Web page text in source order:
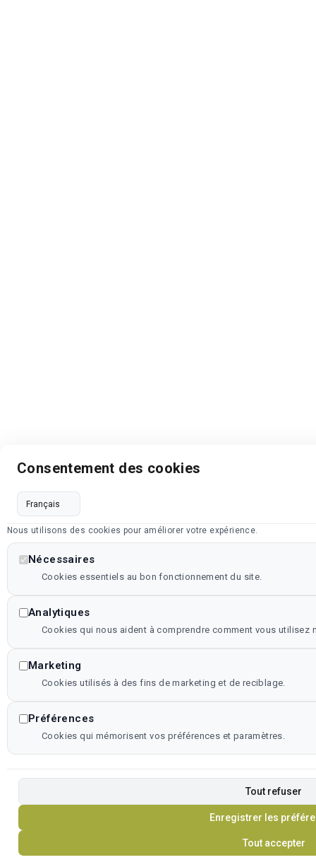
Consentement des cookies
Nous utilisons des cookies pour améliorer votre expérience.
Nécessaires
Cookies essentiels au bon fonctionnement du site.
Analytiques
Cookies qui nous aident à comprendre comment vous utilisez
Marketing
Cookies utilisés à des fins de marketing et de reciblage.
Préférences
Cookies qui mémorisent vos préférences et paramètres.
Tout refuser
Enregistrer les
Tout accepter